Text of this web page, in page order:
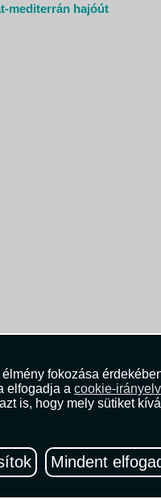
fokozása
elfogadja a cookie-
is, hogy mely sütiket
Mindent
mediterrán hajóút